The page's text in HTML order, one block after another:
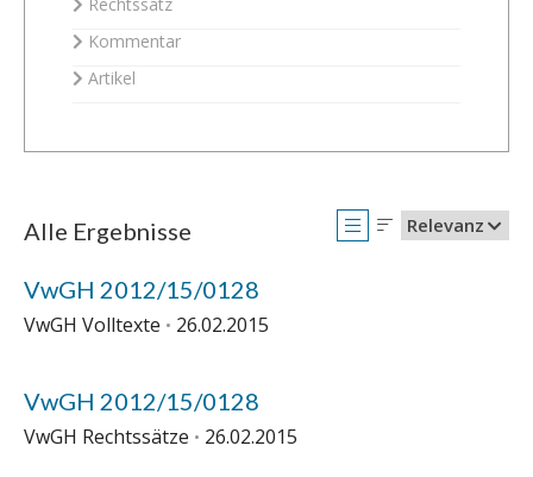
Kommentar
Artikel
Alle Ergebnisse Relevanz
VwGH 2012/15/0128
VwGH Volltexte 26.02.2015
VwGH 2012/15/0128
VwGH Rechtssätze 26.02.2015